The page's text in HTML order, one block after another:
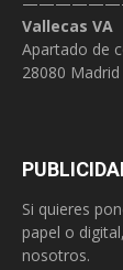
Vallecas VA
Apartado de
28080 Madrid
Si quieres
papel o
nosotros.